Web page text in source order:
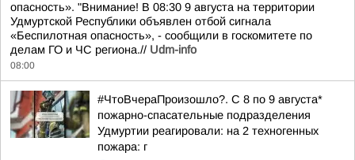
опасность». "Внимание! В 08:30 9 августа на территории
Удмуртской Республики объявлен отбой сигнала
«Беспилотная опасность», - сообщили в госкомитете по
делам ГО и ЧС региона.// Udm-info
08:00
#ЧтоВчераПроизошло?. С 8 по 9 августа*
пожарно-спасательные подразделения
Удмуртии реагировали: на 2 техногенных
пожара: г